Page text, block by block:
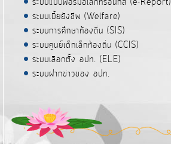
ระบบเบี้ยยังชีพ (Welfare)
ระบบการศึกษาท้องถิ่น (SIS)
ระบบศูนย์เด็กเล็กท้องถิ่น (CCIS)
ระบบเลือกตั้ง อปท. (ELE)
ระบบฝากข่าวของ อปท.